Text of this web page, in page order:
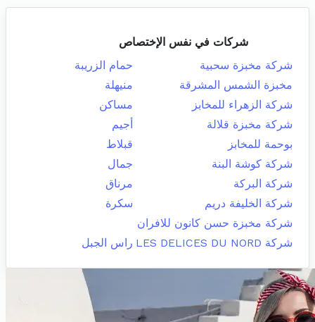
شركات في نفس الإختصاص
شركة مخبزة سحبية
حمام الزريبة
مخبزة الشمس المشرقة
منيهلة
شركة الزهراء للمخابز
مساكن
شركة مخبزة قلالة
أجيم
بوحمة للمخابز
قبلاط
شركة كوشة البنة
جمال
شركة البركة
مرناق
شركة الخليفة دريم
سكرة
شركة مخبزة حسن كانون للافران
شركة LES DELICES DU NORD
راس الجبل